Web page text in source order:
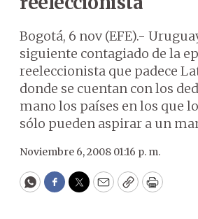
Bogotá, 6 nov (EFE).-
siguiente contagiado de la
reeleccionista que padece
donde se cuentan con los
mano los países en los que
sólo pueden aspirar a un
Noviembre 6, 2008 01:16 p. m.
WhatsApp
Facebook
Twitter
EmailCopyPrint